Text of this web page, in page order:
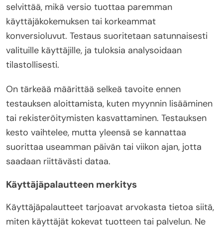
selvittää, mikä versio tuottaa paremman
käyttäjäkokemuksen tai korkeammat
konversioluvut. Testaus suoritetaan satunnaisesti
valituille käyttäjille, ja tuloksia analysoidaan
tilastollisesti.
On tärkeää määrittää selkeä tavoite ennen
testauksen aloittamista, kuten myynnin lisääminen
tai rekisteröitymisten kasvattaminen. Testauksen
kesto vaihtelee, mutta yleensä se kannattaa
suorittaa useamman päivän tai viikon ajan, jotta
saadaan riittävästi dataa.
Käyttäjäpalautteen merkitys
Käyttäjäpalautteet tarjoavat arvokasta tietoa siitä,
miten käyttäjät kokevat tuotteen tai palvelun. Ne